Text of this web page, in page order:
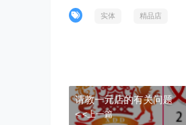
实体 精品店
请教一元店的有关问题
< <上一篇